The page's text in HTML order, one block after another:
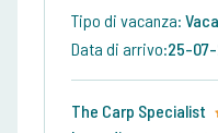
Tipo di vacanza:
Data di arrivo:25-
The Carp Specialist